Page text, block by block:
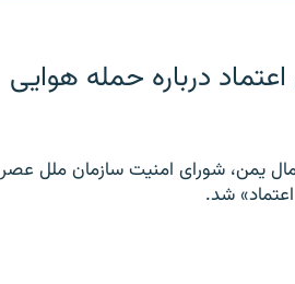
درباره حمله هوایی
یمن، شورای امنیت سازمان ملل عصر
شد.